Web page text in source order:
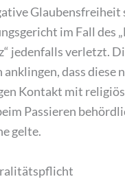
Glaubensfreiheit
im Fall des
jedenfalls verletzt.
anklingen, dass diese
Kontakt mit
Passieren
gelte.